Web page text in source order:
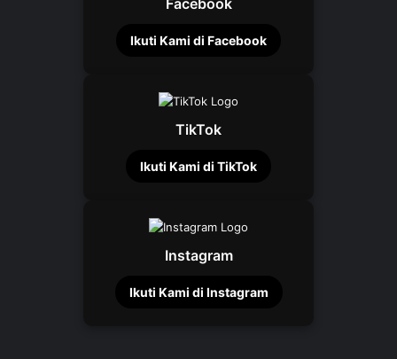
Ikuti Kami di Facebook
TikTok
Ikuti Kami di TikTok
Instagram
Ikuti Kami di Instagram